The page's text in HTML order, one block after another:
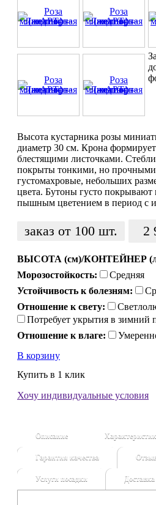
Высота кустарника розы
диаметр 30 см. Крона
блестящими листочками. Стебли
покрыты тонкими, но
густомахровые, небольших
цвета. Бутоны густо покрывают
пышным цветением в период с
заказ от 100 шт. 2
ВЫСОТА (см)/КОНТЕЙНЕР
Морозостойкость:
Средняя
Устойчивость к болезням:
Отношение к свету:
Потребует укрытия в зимний
Отношение к влаге:
В корзину
Купить в 1 клик
Хочу индивидуальные условия
Описание
Гарантия качества
Услуги посадки Доставка